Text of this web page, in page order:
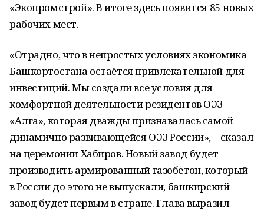
«Экопромстрой». В итоге здесь появится 85 новых
рабочих мест.
«Отрадно, что в непростых условиях экономика
Башкортостана остаётся привлекательной для
инвестиций. Мы создали все условия для
комфортной деятельности резидентов ОЭЗ
«Алга», которая дважды признавалась самой
динамично развивающейся ОЭЗ России», – сказал
на церемонии Хабиров. Новый завод будет
производить армированный газобетон, который
в России до этого не выпускали, башкирский
завод будет первым в стране. Глава выразил